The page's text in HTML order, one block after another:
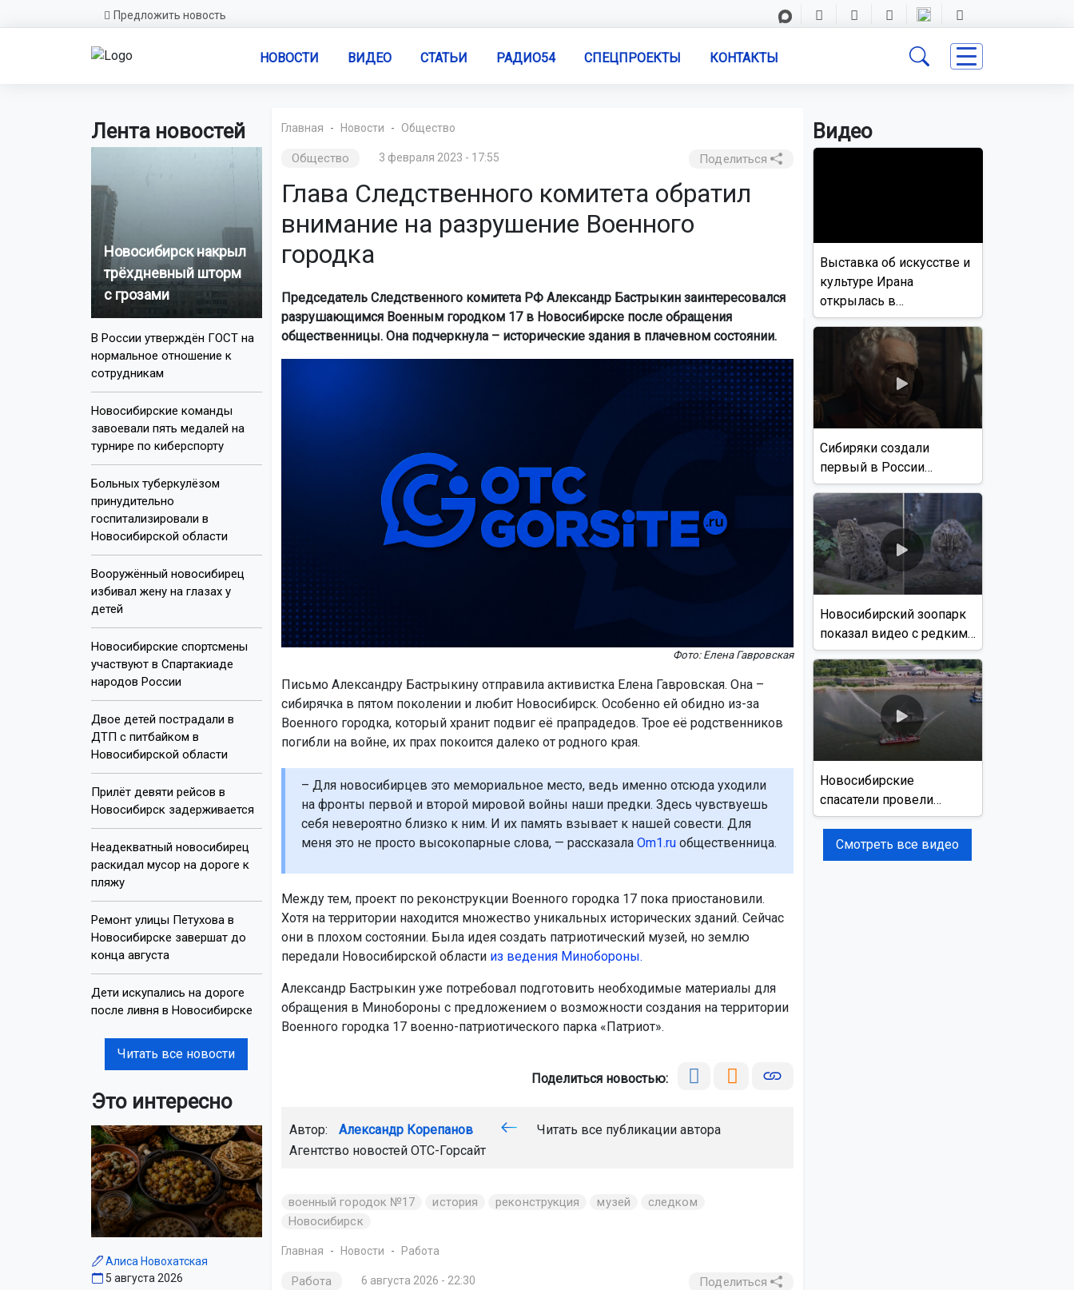
Предложить новость
НОВОСТИ ВИДЕО СТАТЬИ РАДИО54 СПЕЦПРОЕКТЫ КОНТАКТЫ
Лента новостей
Новосибирск накрыл
трёхдневный шторм
с грозами
В России утверждён ГОСТ на
нормальное отношение к
сотрудникам
Новосибирские команды
завоевали пять медалей на
турнире по киберспорту
Больных туберкулёзом
принудительно
госпитализировали в
Новосибирской области
Вооружённый новосибирец
избивал жену на глазах у
детей
Новосибирские спортсмены
участвуют в Спартакиаде
народов России
Двое детей пострадали в
ДТП с питбайком в
Новосибирской области
Прилёт девяти рейсов в
Новосибирск задерживается
Неадекватный новосибирец
раскидал мусор на дороге к
пляжу
Ремонт улицы Петухова в
Новосибирске завершат до
конца августа
Дети искупались на дороге
после ливня в Новосибирске
Читать все новости
Это интересно
Алиса Новохатская
5 августа 2026
Главная Новости Общество
Общество 3 февраля 2023 - 17:55 Поделиться
Глава Следственного комитета обратил
внимание на разрушение Военного
городка
Председатель Следственного комитета РФ Александр Бастрыкин заинтересовался
разрушающимся Военным городком 17 в Новосибирске после обращения
общественницы. Она подчеркнула – исторические здания в плачевном состоянии.
Фото: Елена Гавровская
Письмо Александру Бастрыкину отправила активистка Елена Гавровская. Она –
сибирячка в пятом поколении и любит Новосибирск. Особенно ей обидно из-за
Военного городка, который хранит подвиг её прапрадедов. Трое её родственников
погибли на войне, их прах покоится далеко от родного края.
– Для новосибирцев это мемориальное место, ведь именно отсюда уходили
на фронты первой и второй мировой войны наши предки. Здесь чувствуешь
себя невероятно близко к ним. И их память взывает к нашей совести. Для
меня это не просто высокопарные слова, — рассказала Om1.ruобщественница.
Между тем, проект по реконструкции Военного городка 17 пока приостановили.
Хотя на территории находится множество уникальных исторических зданий. Сейчас
они в плохом состоянии. Была идея создать патриотический музей, но землю
передали Новосибирской области из ведения Минобороны.
Александр Бастрыкин уже потребовал подготовить необходимые материалы для
обращения в Минобороны с предложением о возможности создания на территории
Военного городка 17 военно-патриотического парка «Патриот».
Поделиться новостью:
Автор: Александр Корепанов
Читать все публикации автора
Агентство новостей ОТС-Горсайт
военный городок №17 история реконструкция музей
следком
Новосибирск
Главная Новости Работа
Работа 6 августа 2026 - 22:30 Поделиться
Видео
Выставка об искусстве и
культуре Ирана
открылась в
Новосибирске
Сибиряки создали
первый в России
документальный фильм
с использованием ИИ
Новосибирский зоопарк
показал видео с редким
виверровым котом
Новосибирские
спасатели провели
учения на реке Обь
Смотреть все видео